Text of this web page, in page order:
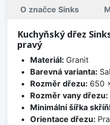
O značce Sinks
Kuchyňský dřez
pravý
Materiál: Granit
Barevná varianta:
Rozměr dřezu: 650
Rozměr vany dřezu:
Minimální šířka
Orientace dřezu: